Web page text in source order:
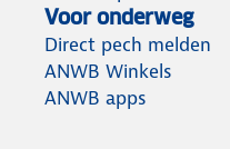
Voor onderweg
Direct pech melden
ANWB Winkels
ANWB apps